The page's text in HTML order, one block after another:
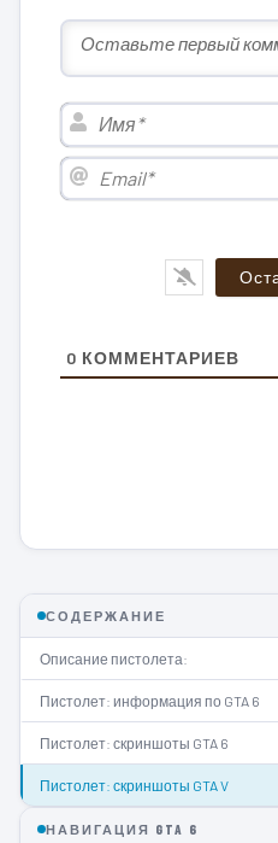
0 КОММЕНТАРИЕВ
СОДЕРЖАНИЕ
Описание пистолета:
Пистолет: информация по GTA 6
Пистолет: скриншоты GTA 6
Пистолет: скриншоты GTA V
НАВИГАЦИЯ GTA 6